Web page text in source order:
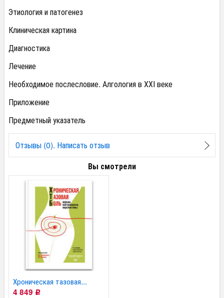
Этиология и патогенез
Клиническая картина
Диагностика
Лечение
Необходимое послесловие. Алгология в ХХI веке
Приложение
Предметный указатель
Отзывы (0). Написать отзыв
Вы смотрели
Хроническая тазовая...
4 849 Р